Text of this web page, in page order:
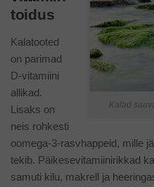
Kalad
toidus
Kalatooted
on parimad
D-vitamiini
allikad.
Lisaks on
neis rohkesti
oomega-3-rasvhappeid, mille
tekib. Päikesevitamiinirikkad
samuti kilu, makrell ja